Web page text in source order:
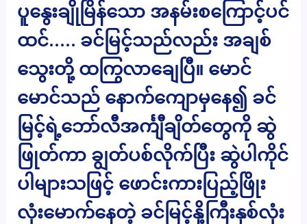
ပူနွေးချိုမြိန်သော အနမ်းစကြောင့်ပင်
ထင်….. ခင်မြင့်သည်လည်း အချစ်
သွေးတို့ ထကြွလာချေပြီ။ မောင်
မောင်သည် နောက်ကျောမှနေ၍ ခင်
မြင့်ရဲ့ဘော်လီအင်္ကျီချိတ်တွေကို ဆွဲ
ဖြုတ်ကာ ချွတ်ပစ်လိုက်ပြီး ဆွဲပါကိုင်
ပါများသဖြင့် ဖောင်းကားပြည့်ဖြိုး
လုံးမောက်နေတဲ့ ခင်မြင့်နို့ကြီးနှစ်လုံး